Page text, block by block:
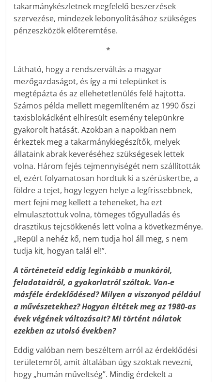
takarmánykészletnek megfelelő beszerzések
szervezése, mindezek lebonyolításához szükséges
pénzeszközök előteremtése.
*
Látható, hogy a rendszerváltás a magyar
mezőgazdaságot, és így a mi telepünket is
megtépázta és az ellehetetlenülés felé hajtotta.
Számos példa mellett megemlíteném az 1990 őszi
taxisblokádként elhíresült esemény telepünkre
gyakorolt hatását. Azokban a napokban nem
érkeztek meg a takarmánykiegészítők, melyek
állataink abrak keveréséhez szükségesek lettek
volna. Három fejés tejmennyiségét nem szállították
el, ezért folyamatosan hordtuk ki a szérüskertbe, a
földre a tejet, hogy legyen helye a legfrissebbnek,
mert fejni meg kellett a teheneket, ha ezt
elmulasztottuk volna, tömeges tőgyulladás és
drasztikus tejcsökkenés lett volna a következménye.
„Repül a nehéz kő, nem tudja hol áll meg, s nem
tudja kit, hogyan talál el!”.
A történeteid eddig leginkább a munkáról,
feladataidról, a gyakorlatról szóltak. Van-e
másféle érdeklődésed? Milyen a viszonyod például
a művészetekhez? Hogyan éltétek meg az 1980-as
évek végének változásait? Mi történt nálatok
ezekben az utolsó években?
Eddig valóban nem beszéltem arról az érdeklődési
területemről, amit általában úgy szoktak nevezni,
hogy „humán műveltség”. Mindig érdekelt a